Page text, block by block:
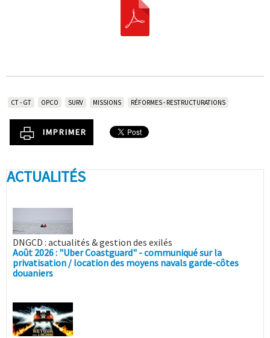
CT - GT OPCO SURV MISSIONS RÉFORMES - RESTRUCTURATIONS
IMPRIMER
ACTUALITÉS
DNGCD : actualités & gestion des exilés
Août 2026 : "Uber Coastguard" - communiqué sur la
privatisation / location des moyens navals garde-côtes
douaniers